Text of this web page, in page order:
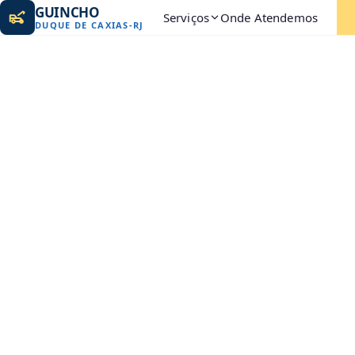
GUINCHO
DUQUE DE CAXIAS-RJ Serviços Onde Atendemos